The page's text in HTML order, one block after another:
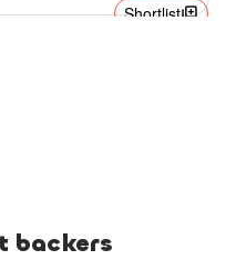
Shortlistlibrary_add
backers